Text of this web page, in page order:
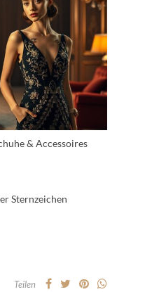
& Accessoires
Sternzeichen
Teilen